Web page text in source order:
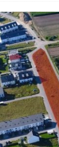
2026 ] Die